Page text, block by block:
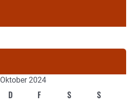
Oktober 2024
D F S S